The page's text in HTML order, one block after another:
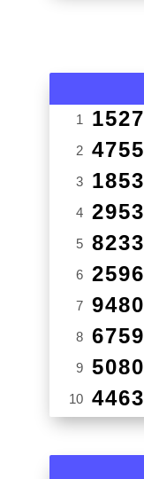
1 1527
2 4755
3 1853
4 2953
5 8233
6 2596
7 9480
8 6759
9 5080
10 4463